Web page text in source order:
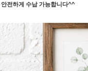
전하게 수납 가능합니다^^